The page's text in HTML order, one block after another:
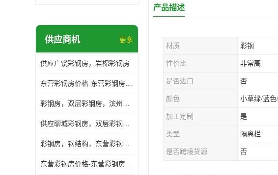
供应商机 更多
供应广饶彩钢房，岩棉彩钢房
东营彩钢房价格-东营彩钢房厂家-东营防火彩钢房
彩钢房，双层彩钢房，滨州彩钢房，雅致房，轻钢结构
供应聊城彩钢房，双层彩钢房，岩棉彩钢房，彩钢快装房
彩钢房，钢结构，东营彩钢房，双层彩钢房，施工围挡
东营彩钢房价格-东营彩钢房批发
产品描述
材质 彩钢
性价比 非常高
是否进口 否
颜色 小草绿/蓝色
加工定制 是
类型 隔离栏
是否跨境货源 否